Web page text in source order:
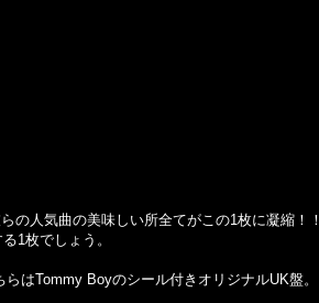
の人気曲の美味しい所全てがこの1枚に凝縮！！
1枚でしょう。
はTommy Boyのシール付きオリジナルUK盤。